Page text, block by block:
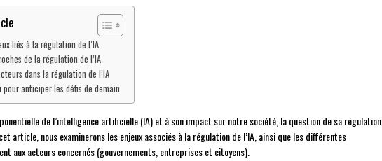
liés à la régulation de l’IA
de la régulation de l’IA
dans la régulation de l’IA
pour anticiper les défis de demain
de l’intelligence artificielle (IA) et à son impact sur notre société, la question de sa régulation
article, nous examinerons les enjeux associés à la régulation de l’IA, ainsi que les différentes
aux acteurs concernés (gouvernements, entreprises et citoyens).